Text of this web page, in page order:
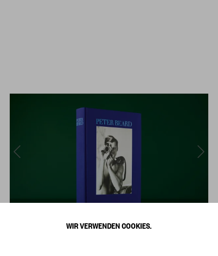
WIR VERWENDEN COOKIES.